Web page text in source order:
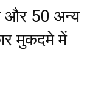
और 50 अन्य
मुकदमे में